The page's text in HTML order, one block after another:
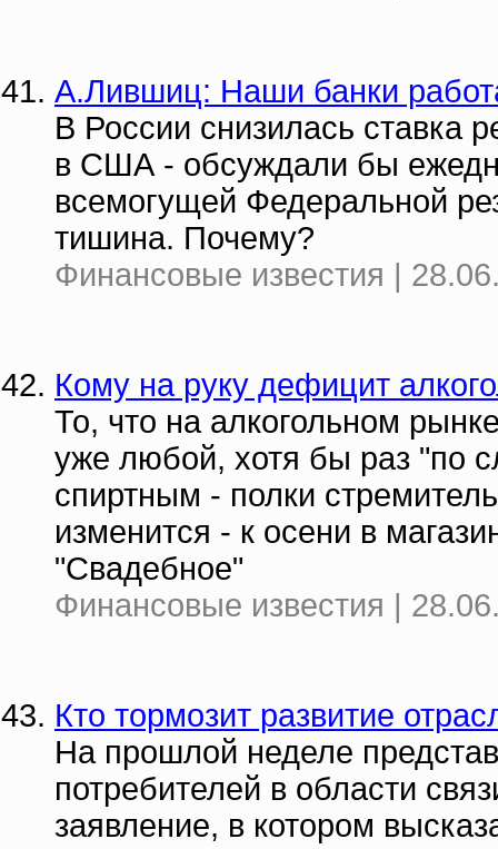
А.Лившиц: Наши банки
В России снизилась ставка
в США - обсуждали бы
всемогущей Федеральной
тишина. Почему?
Финансовые известия |
Кому на руку дефицит
То, что на алкогольном
уже любой, хотя бы раз "по
спиртным - полки
изменится - к осени в
"Свадебное"
Финансовые известия |
Кто тормозит развитие
На прошлой неделе
потребителей в области
заявление, в котором